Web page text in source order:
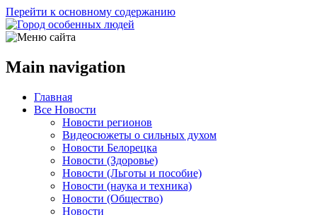
Перейти к основному содержанию
Main navigation
Главная
Все Новости
Новости регионов
Видеосюжеты о сильных духом
Новости Белорецка
Новости (Здоровье)
Новости (Льготы и пособие)
Новости (наука и техника)
Новости (Общество)
Новости